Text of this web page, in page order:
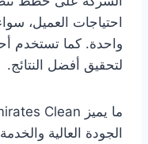
احتياجات العميل،
واحدة. كما تستخدم
لتحقيق أفضل النتائج.
الجودة العالية